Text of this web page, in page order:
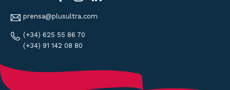
prensa@plusultra.com
(+34) 625 55 86 70
(+34) 91 142 08 80